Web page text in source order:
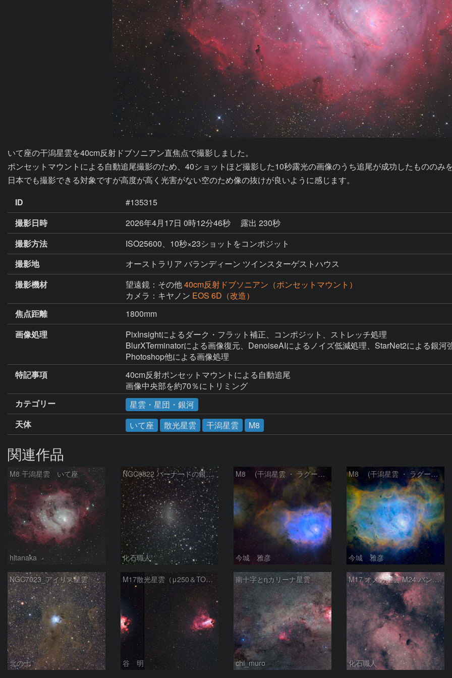
いて座の干潟星雲を40cm反射ドブソニアン直焦点で撮影しました。
ポンセットマウントによる自動追尾撮影のため、40ショットほど撮影した10秒露光の画像のうち追尾が成功したもののみ
日本でも撮影できる対象ですが高度が高く光害がない空のため像の抜けが良いように感じます。
ID
#135315
撮影日時
2026年4月17日 0時12分46秒
露出 230秒
撮影方法
ISO25600、10秒×23ショットをコンポジット
撮影地
オーストラリア バランディーン ツインスターゲストハウス
撮影機材
望遠鏡：その他40cm反射ドブソニアン（ポンセットマウント）
カメラ：キヤノン EOS 6D（改造）
焦点距離
1800mm
画像処理
PixInsightによるダーク・フラット補正、コンポジット、ストレッチ処理
BlurXTerminatorによる画像復元、DenoiseAIによるノイズ低減処理、StarNet2による銀河
Photoshop他による画像処理
特記事項
40cm反射ポンセットマウントによる自動追尾
画像中央部を約70％にトリミング
カテゴリー
星雲・星団・銀河
天体
いて座 散光星雲 干潟星雲 M8
関連作品
M8 干潟星雲 いて座
hltanaka
NGC6822 バーナードの銀河 いて座
化石職人
M8 (干潟星雲 ・ ラグーン（Lagoon）星雲)
今城 雅彦
M8 (干潟星雲 ・ ラグーン（Lagoon）星雲)
今城 雅彦
NGC7023_アイリス星雲
北の士
M17散光星雲（μ250＆TOA130）
谷 明
南十字とηカリーナ星雲
chi_muro
M17 オメガ星雲 M24 バンビの横顔 いて座
化石職人